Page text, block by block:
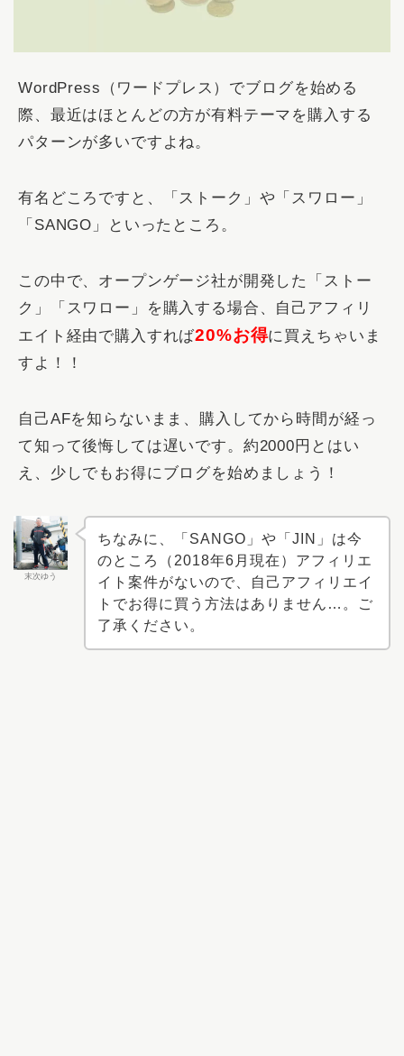
WordPress（ワードプレス）でブログを始める
際、最近はほとんどの方が有料テーマを購入する
パターンが多いですよね。
有名どころですと、「ストーク」や「スワロー」
「SANGO」といったところ。
この中で、オープンゲージ社が開発した「ストー
ク」「スワロー」を購入する場合、自己アフィリ
エイト経由で購入すれば20%お得に買えちゃいま
すよ！！
自己AFを知らないまま、購入してから時間が経っ
て知って後悔しては遅いです。約2000円とはい
え、少しでもお得にブログを始めましょう！
末次ゆう
ちなみに、「SANGO」や「JIN」は今
のところ（2018年6月現在）アフィリエ
イト案件がないので、自己アフィリエイ
トでお得に買う方法はありません…。ご
了承ください。